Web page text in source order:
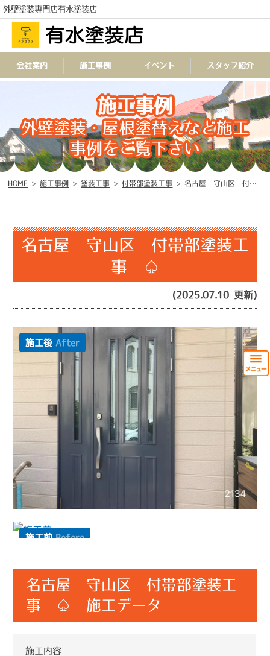
外壁塗装専門店有水塗装店
TEL
会社案内 施工事例 イベント スタッフ紹介
施工事例
外壁塗装・屋根塗替えなど施工
事例をご覧下さい
HOME > 施工事例 > 塗装工事 >付帯部塗装工事 >名古屋 守山区 付帯部塗装工事 ♤
名古屋 守山区 付帯部塗装工
事 ♤
(2025.07.10 更新)
施工後 After
施工前 Before
名古屋 守山区 付帯部塗装工
事 ♤ 施工データ
施工内容